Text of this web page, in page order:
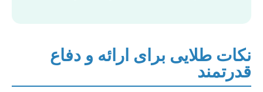
نکات طلایی برای ارائه و دفاع
قدرتمند